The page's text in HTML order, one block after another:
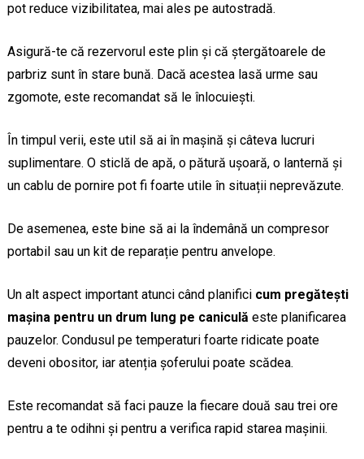
pot reduce vizibilitatea, mai ales pe autostradă.
Asigură-te că rezervorul este plin și că ștergătoarele de
parbriz sunt în stare bună. Dacă acestea lasă urme sau
zgomote, este recomandat să le înlocuiești.
În timpul verii, este util să ai în mașină și câteva lucruri
suplimentare. O sticlă de apă, o pătură ușoară, o lanternă și
un cablu de pornire pot fi foarte utile în situații neprevăzute.
De asemenea, este bine să ai la îndemână un compresor
portabil sau un kit de reparație pentru anvelope.
Un alt aspect important atunci când planifici cum pregătești
mașina pentru un drum lung pe caniculă este planificarea
pauzelor. Condusul pe temperaturi foarte ridicate poate
deveni obositor, iar atenția șoferului poate scădea.
Este recomandat să faci pauze la fiecare două sau trei ore
pentru a te odihni și pentru a verifica rapid starea mașinii.